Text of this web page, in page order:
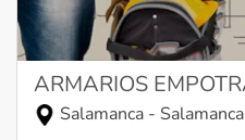
ARMARIOS
Salamanca - Salamanca